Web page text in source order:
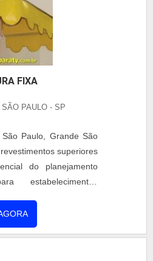
FIXA
SÃO PAULO - SP
Paulo, Grande São
superiores
do planejamento
estabelecimentos
fixa é uma
durabilidade, com